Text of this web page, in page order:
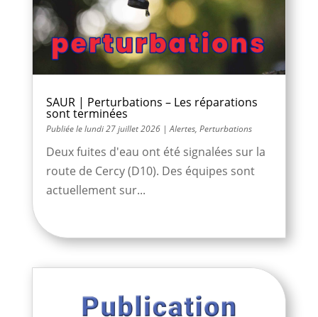
SAUR | Perturbations – Les réparations
sont terminées
lundi 27 juillet 2026|Alertes, Perturbations
Deux fuites d'eau ont été signalées sur la
route de Cercy (D10). Des équipes sont
actuellement sur...